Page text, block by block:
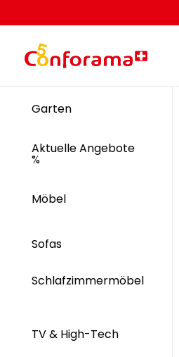
Garten
Aktuelle Angebote
%
Möbel
Sofas
Schlafzimmermöbel
TV & High-Tech